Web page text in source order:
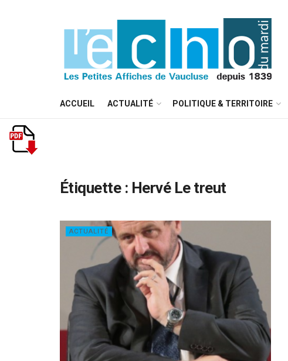
ACCUEIL ACTUALITÉ POLITIQUE & TERRITOIRE
Étiquette : Hervé Le treut
ACTUALITÉ